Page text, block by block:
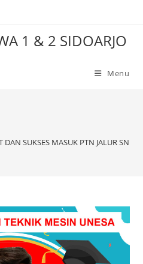
1 & 2 SIDOARJO
Menu
DAN SUKSES MASUK PTN JALUR